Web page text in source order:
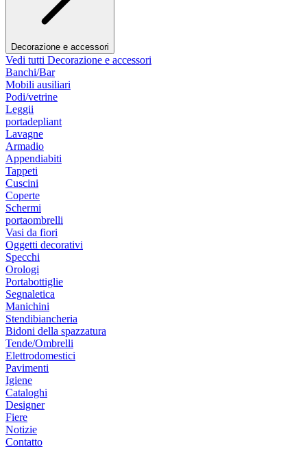
Decorazione e accessori
Vedi tutti Decorazione e accessori
Banchi/Bar
Mobili ausiliari
Podi/vetrine
Leggii
portadepliant
Lavagne
Armadio
Appendiabiti
Tappeti
Cuscini
Coperte
Schermi
portaombrelli
Vasi da fiori
Oggetti decorativi
Specchi
Orologi
Portabottiglie
Segnaletica
Manichini
Stendibiancheria
Bidoni della spazzatura
Tende/Ombrelli
Elettrodomestici
Pavimenti
Igiene
Cataloghi
Designer
Fiere
Notizie
Contatto